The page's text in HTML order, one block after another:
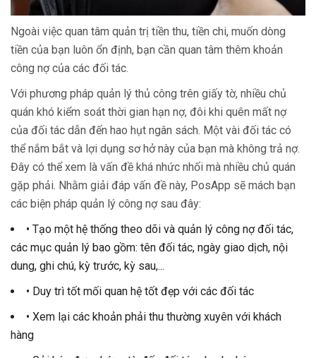
Ngoài việc quan tâm quản trị tiền thu, tiền chi, muốn dòng
tiền của bạn luôn ổn định, bạn cần quan tâm thêm khoản
công nợ của các đối tác.
Với phương pháp quản lý thủ công trên giấy tờ, nhiều chủ
quán khó kiểm soát thời gian hạn nợ, đôi khi quên mất nợ
của đối tác dẫn đến hao hụt ngân sách. Một vài đối tác có
thể nắm bắt và lợi dụng sơ hở này của bạn mà không trả nợ.
Đây có thể xem là vấn đề khá nhức nhối mà nhiều chủ quán
gặp phải. Nhằm giải đáp vấn đề này, PosApp sẽ mách bạn
các biện pháp quản lý công nợ sau đây:
• Tạo một hệ thống theo dõi và quản lý công nợ đối tác,
các mục quản lý bao gồm: tên đối tác, ngày giao dịch, nội
dung, ghi chú, kỳ trước, kỳ sau,...
• Duy trì tốt mối quan hệ tốt đẹp với các đối tác
• Xem lại các khoản phải thu thường xuyên với khách
hàng